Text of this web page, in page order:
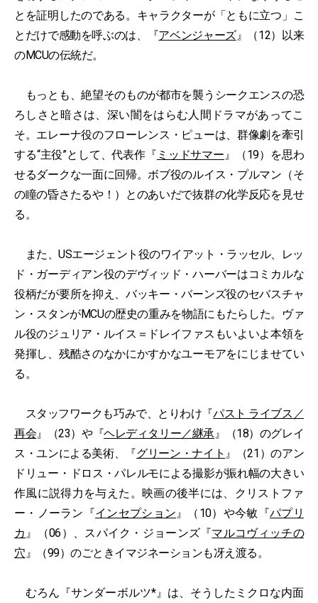
とを証明したのである。キャラクターが「ともに立つ」こ
とだけで感動を呼ぶのは、『アベンジャーズ』（12）以来
のMCUの伝統だ。
もっとも、絶望そのものが都市を襲うシークエンスの恐
ろしさと暗さは、深い闇をはらむ人間ドラマがあってこ
そ。エレーナ役のフローレンス・ピューは、群像劇を牽引
する“主役”として、代表作『 ミッドサマー』（19）を思わ
せるダークな一面に回帰。ボブ役のルイス・プルマン（そ
の瞳の昏さたるや！）とのあいだで抜群の化学反応を見せ
る。
また、USエージェント役のワイアット・ラッセル、レッ
ド・ガーディアン役のデヴィッド・ハーバーはコミカルな
役柄だが要所を抑え、バッキー・バーンズ役のセバスチャ
ン・スタンがMCUの歴史の重みを物語にもたらした。ヴァ
ル役のジュリア・ルイス＝ドレイファスもいよいよ本領を
発揮し、残酷さのなかにかすかなユーモアをにじませてい
る。
スタッフワークも巧みで、とりわけ『パスト ライブス／
再会』（23）や『ヘレディタリー／継承』（18）のグレイ
ス・ユンによる美術、『グリーン・ナイト 』（21）のアン
ドリュー・ドロス・パレルモによる撮影が振れ幅の大きい
作風に説得力を与えた。映画の後半には、クリストファ
ー・ノーラン『インセプション』（10）や今敏『パプリ
カ 』（06）、スパイク・ジョーンズ『マルコヴィッチの
穴』（99）のごときイマジネーションも冴え渡る。
むろん『サンダーボルツ*』は、そうしたミクロな内面